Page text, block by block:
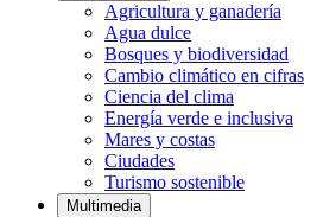
Agricultura y ganadería
Agua dulce
Bosques y biodiversidad
Cambio climático en cifras
Ciencia del clima
Energía verde e inclusiva
Mares y costas
Ciudades
Turismo sostenible
Multimedia